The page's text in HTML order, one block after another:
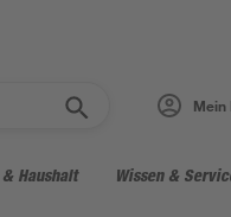
Mein
& Haushalt Wissen &